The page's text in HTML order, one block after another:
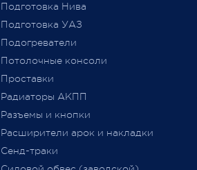
колесных транспортных средств»
принятого Решением Комиссии
Таможенного союза от 09.12.2011 г.
№ 877 (с изменениями)
«Одобрение Типа Транспортного
Средства
далее –
После прохождения всех
испытаний и проверок на
соответствие требований
Подготовка Нива
Подготовка УАЗ
Подогреватели
Потолочные консоли
Проставки
Радиаторы АКПП
Разъемы и кнопки
Расширители арок и накладки
Сенд-траки